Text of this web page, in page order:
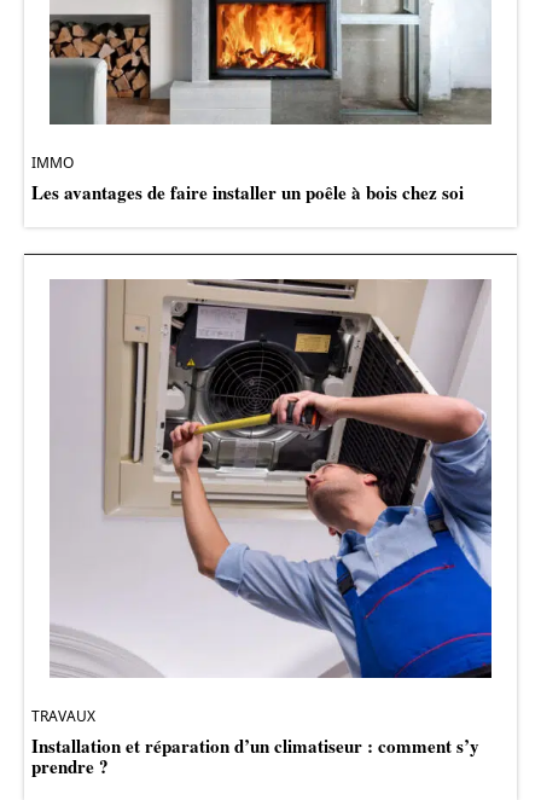
IMMO
Les avantages de faire installer un poêle à bois chez soi
TRAVAUX
Installation et réparation d’un climatiseur : comment s’y
prendre ?